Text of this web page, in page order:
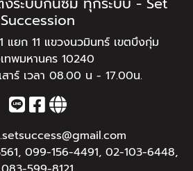
Succession
แยก 11 แขวงนวมินทร์ เขตบึงกุ่ม
ทพมหานคร 10240
าร์ เวลา 08.00 น - 17.00น.
, 099-156-4491, 02-103-6448,